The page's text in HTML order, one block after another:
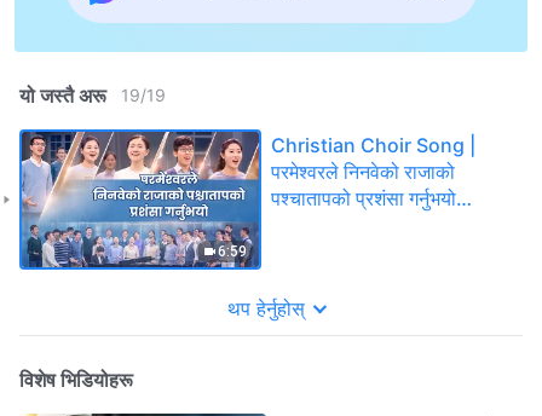
यो जस्तै अरू 19/19
6:59
Christian Choir Song |
परमेश्‍वरले निनवेको राजाको
पश्चातापको प्रशंसा गर्नुभयो
थप हेर्नुहोस्
विशेष भिडियोहरू